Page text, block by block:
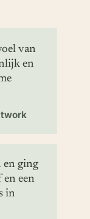
van
en
en ging
een
in